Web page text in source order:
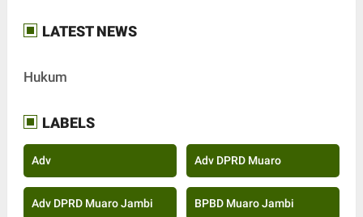
LATEST NEWS
Hukum
LABELS
Adv Adv DPRD Muaro
Adv DPRD Muaro Jambi BPBD Muaro Jambi